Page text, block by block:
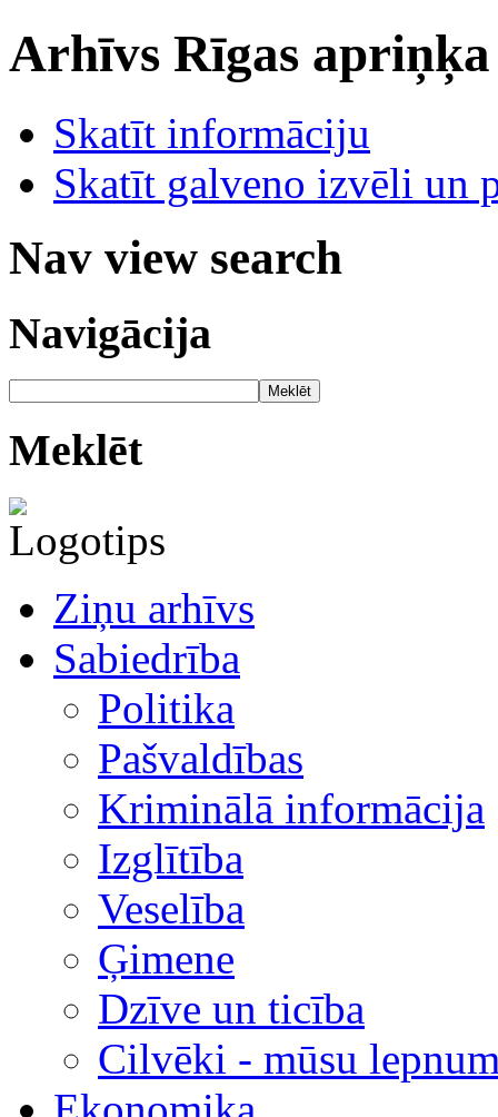
Arhīvs Rīgas
Skatīt informāciju
Skatīt galveno izvēli un
Nav view search
Navigācija
Meklēt
Meklēt
Ziņu arhīvs
Sabiedrība
Politika
Pašvaldības
Kriminālā informācija
Izglītība
Veselība
Ģimene
Dzīve un ticība
Cilvēki - mūsu